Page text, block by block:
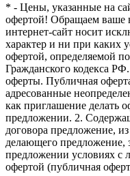
* - Цены, указанные на
офертой! Обращаем ваше
интернет-сайт носит
характер и ни при каких
офертой, определяемой
Гражданского кодекса
оферты. Публичная
адресованные
как приглашение делать
предложении. 2.
договора предложение,
делающего предложение,
предложении условиях с
офертой (публичная